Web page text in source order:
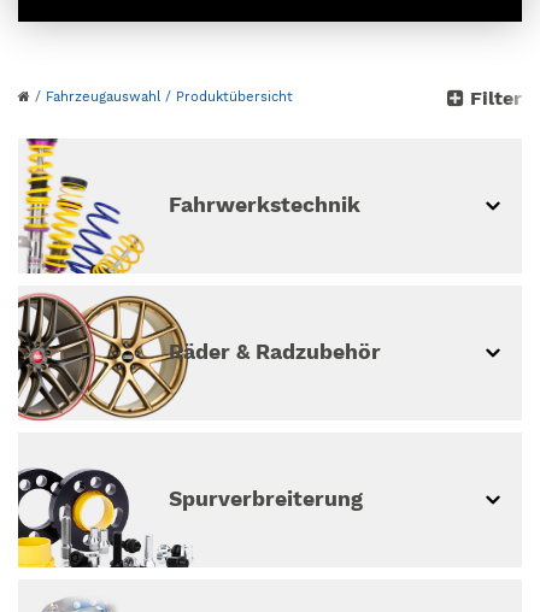
aus
weiter ohne Fahrzeugauswahl
/ Fahrzeugauswahl / Produktübersicht Filter
Fahrwerkstechnik
Räder & Radzubehör
Spur­ver­breiterung